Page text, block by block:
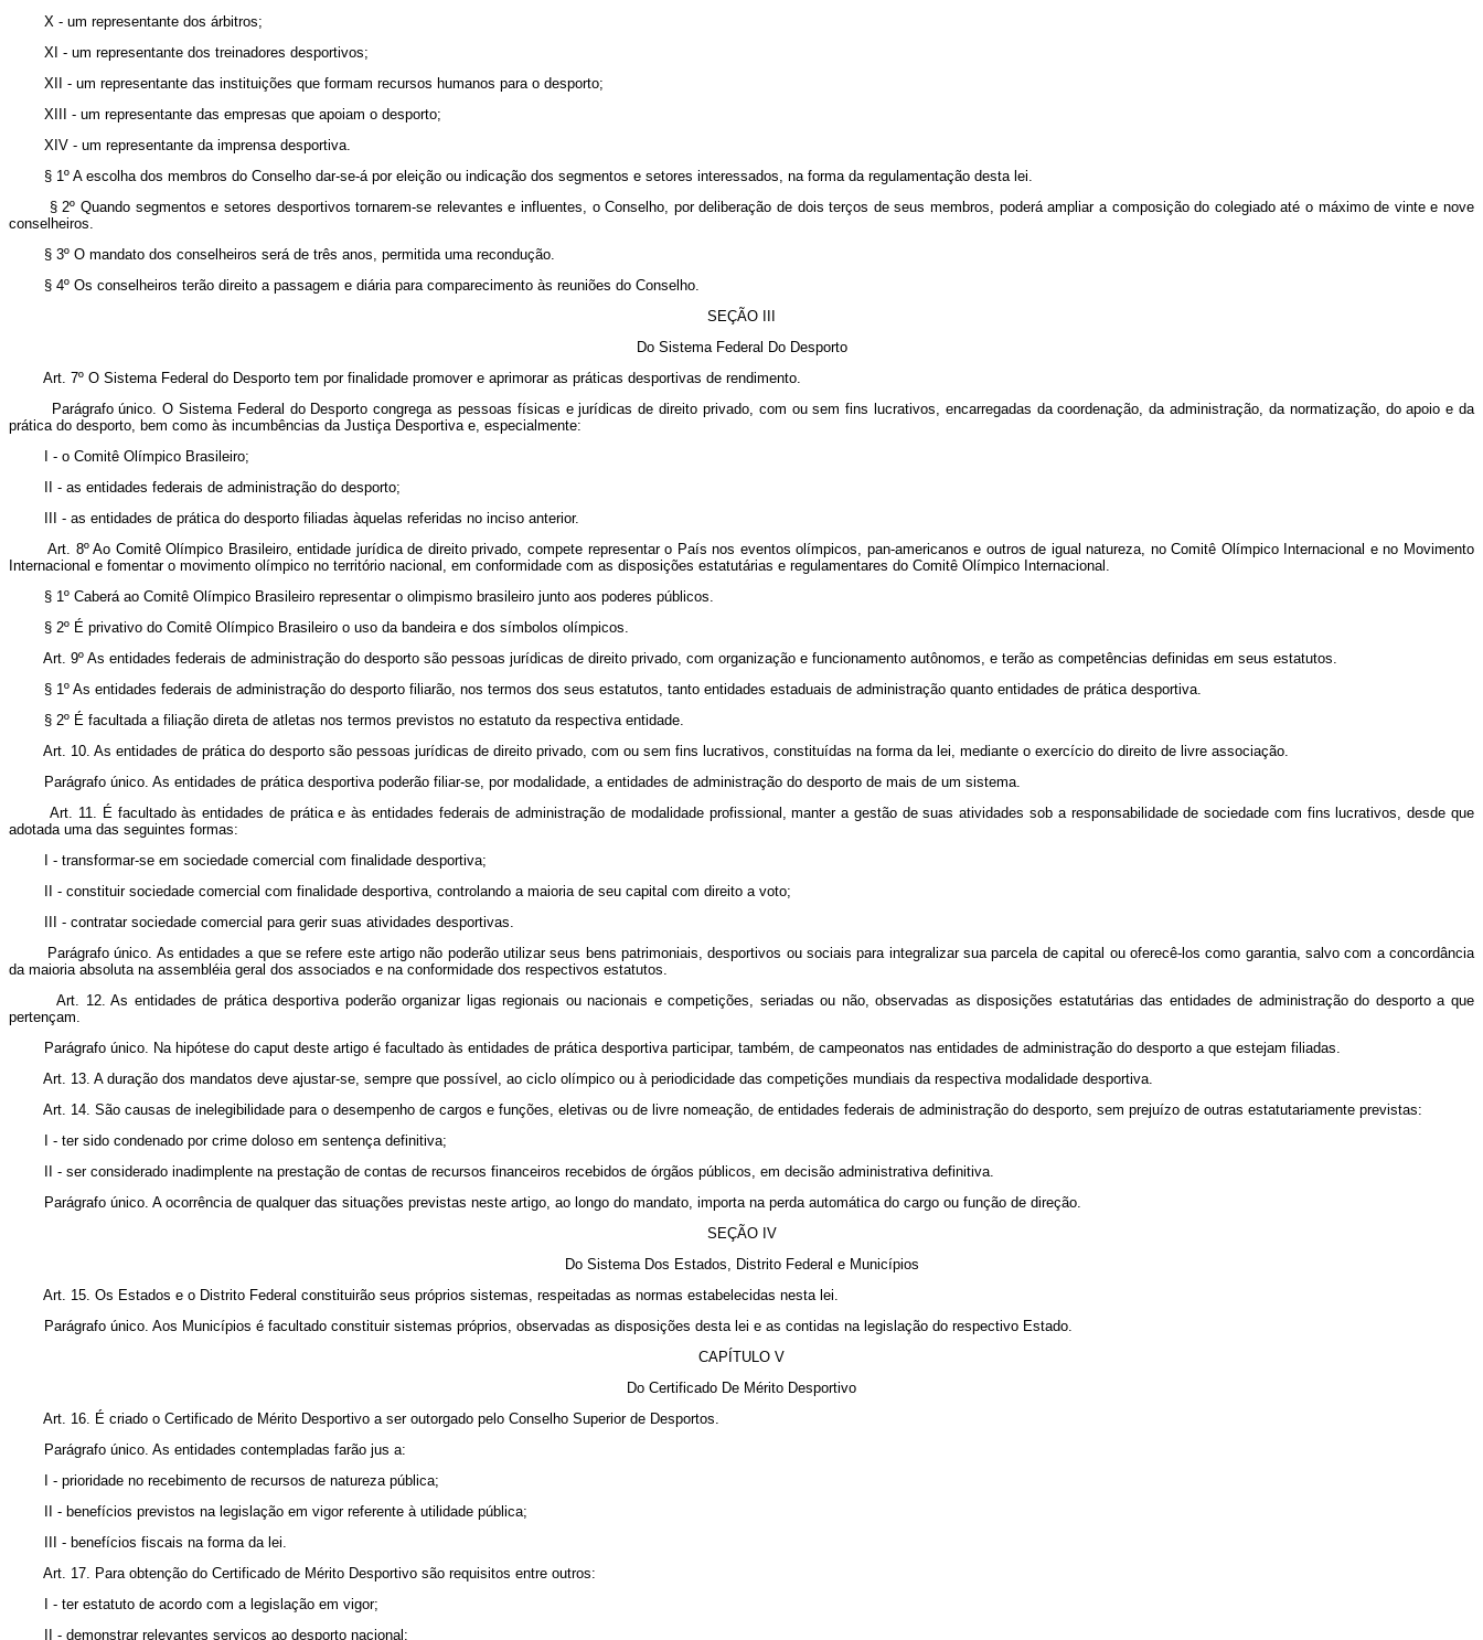
X - um representante dos árbitros;
XI - um representante dos treinadores desportivos;
XII - um representante das instituições que formam recursos humanos para o desporto;
XIII - um representante das empresas que apoiam o desporto;
XIV - um representante da imprensa desportiva.
§ 1º A escolha dos membros do Conselho dar-se-á por eleição ou indicação dos segmentos e setores interessados, na forma da regulamentação desta lei.
§ 2º Quando segmentos e setores desportivos tornarem-se relevantes e influentes, o Conselho, por deliberação de dois terços de seus membros, poderá ampliar a composição do colegiado até o máximo de vinte e nove
conselheiros.
§ 3º O mandato dos conselheiros será de três anos, permitida uma recondução.
§ 4º Os conselheiros terão direito a passagem e diária para comparecimento às reuniões do Conselho.
SEÇÃO III
Do Sistema Federal Do Desporto
Art. 7º O Sistema Federal do Desporto tem por finalidade promover e aprimorar as práticas desportivas de rendimento.
Parágrafo único. O Sistema Federal do Desporto congrega as pessoas físicas e jurídicas de direito privado, com ou sem fins lucrativos, encarregadas da coordenação, da administração, da normatização, do apoio e da
prática do desporto, bem como às incumbências da Justiça Desportiva e, especialmente:
I - o Comitê Olímpico Brasileiro;
II - as entidades federais de administração do desporto;
III - as entidades de prática do desporto filiadas àquelas referidas no inciso anterior.
Art. 8º Ao Comitê Olímpico Brasileiro, entidade jurídica de direito privado, compete representar o País nos eventos olímpicos, pan-americanos e outros de igual natureza, no Comitê Olímpico Internacional e no Movimento
Internacional e fomentar o movimento olímpico no território nacional, em conformidade com as disposições estatutárias e regulamentares do Comitê Olímpico Internacional.
§ 1º Caberá ao Comitê Olímpico Brasileiro representar o olimpismo brasileiro junto aos poderes públicos.
§ 2º É privativo do Comitê Olímpico Brasileiro o uso da bandeira e dos símbolos olímpicos.
Art. 9º As entidades federais de administração do desporto são pessoas jurídicas de direito privado, com organização e funcionamento autônomos, e terão as competências definidas em seus estatutos.
§ 1º As entidades federais de administração do desporto filiarão, nos termos dos seus estatutos, tanto entidades estaduais de administração quanto entidades de prática desportiva.
§ 2º É facultada a filiação direta de atletas nos termos previstos no estatuto da respectiva entidade.
Art. 10. As entidades de prática do desporto são pessoas jurídicas de direito privado, com ou sem fins lucrativos, constituídas na forma da lei, mediante o exercício do direito de livre associação.
Parágrafo único. As entidades de prática desportiva poderão filiar-se, por modalidade, a entidades de administração do desporto de mais de um sistema.
Art. 11. É facultado às entidades de prática e às entidades federais de administração de modalidade profissional, manter a gestão de suas atividades sob a responsabilidade de sociedade com fins lucrativos, desde que
adotada uma das seguintes formas:
I - transformar-se em sociedade comercial com finalidade desportiva;
II - constituir sociedade comercial com finalidade desportiva, controlando a maioria de seu capital com direito a voto;
III - contratar sociedade comercial para gerir suas atividades desportivas.
Parágrafo único. As entidades a que se refere este artigo não poderão utilizar seus bens patrimoniais, desportivos ou sociais para integralizar sua parcela de capital ou oferecê-los como garantia, salvo com a concordância
da maioria absoluta na assembléia geral dos associados e na conformidade dos respectivos estatutos.
Art. 12. As entidades de prática desportiva poderão organizar ligas regionais ou nacionais e competições, seriadas ou não, observadas as disposições estatutárias das entidades de administração do desporto a que
pertençam.
Parágrafo único. Na hipótese do caput deste artigo é facultado às entidades de prática desportiva participar, também, de campeonatos nas entidades de administração do desporto a que estejam filiadas.
Art. 13. A duração dos mandatos deve ajustar-se, sempre que possível, ao ciclo olímpico ou à periodicidade das competições mundiais da respectiva modalidade desportiva.
Art. 14. São causas de inelegibilidade para o desempenho de cargos e funções, eletivas ou de livre nomeação, de entidades federais de administração do desporto, sem prejuízo de outras estatutariamente previstas:
I - ter sido condenado por crime doloso em sentença definitiva;
II - ser considerado inadimplente na prestação de contas de recursos financeiros recebidos de órgãos públicos, em decisão administrativa definitiva.
Parágrafo único. A ocorrência de qualquer das situações previstas neste artigo, ao longo do mandato, importa na perda automática do cargo ou função de direção.
SEÇÃO IV
Do Sistema Dos Estados, Distrito Federal e Municípios
Art. 15. Os Estados e o Distrito Federal constituirão seus próprios sistemas, respeitadas as normas estabelecidas nesta lei.
Parágrafo único. Aos Municípios é facultado constituir sistemas próprios, observadas as disposições desta lei e as contidas na legislação do respectivo Estado.
CAPÍTULO V
Do Certificado De Mérito Desportivo
Art. 16. É criado o Certificado de Mérito Desportivo a ser outorgado pelo Conselho Superior de Desportos.
Parágrafo único. As entidades contempladas farão jus a:
I - prioridade no recebimento de recursos de natureza pública;
II - benefícios previstos na legislação em vigor referente à utilidade pública;
III - benefícios fiscais na forma da lei.
Art. 17. Para obtenção do Certificado de Mérito Desportivo são requisitos entre outros:
I - ter estatuto de acordo com a legislação em vigor;
II - demonstrar relevantes serviços ao desporto nacional;